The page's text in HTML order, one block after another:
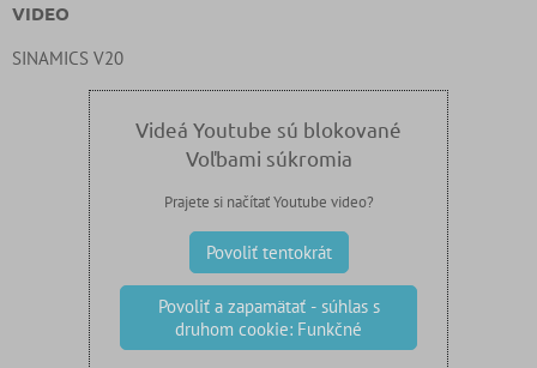
VIDEO
SINAMICS V20
Videá Youtube sú blokované
Voľbami súkromia
Prajete si načítať Youtube video?
Povoliť tentokrát
Povoliť a zapamätať - súhlas s
druhom cookie: Funkčné